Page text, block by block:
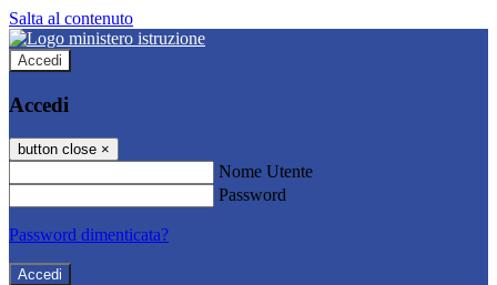
Salta al contenuto
Accedi
Accedi
button close ×
Nome Utente
Password
Password dimenticata?